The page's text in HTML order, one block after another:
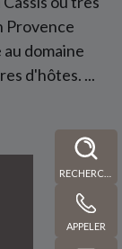
APPELER
Provence
domaine
d'hôtes. ...